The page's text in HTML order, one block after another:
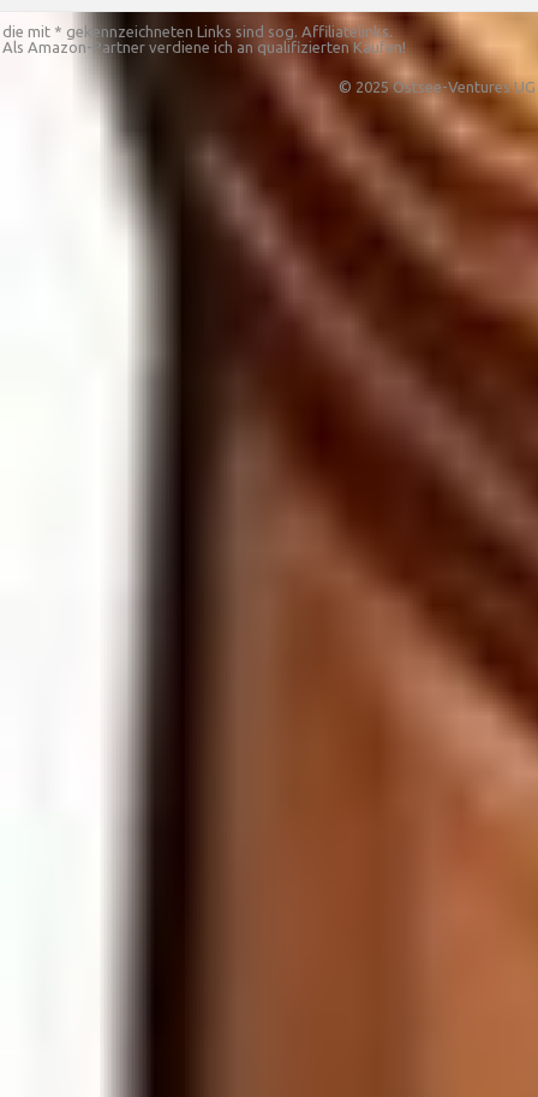
die mit * gekennzeichneten Links sind sog. Affiliatelinks.
Als Amazon-Partner verdiene ich an qualifizierten Käufen!
© 2025 Ostsee-Ventures UG